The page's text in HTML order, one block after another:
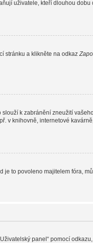
uživatele, kteří dlouhou
stránku a klikněte na odkaz
k zabránění zneužití
v knihovně, internetové
je to povoleno majitelem fóra,
panel“ pomocí